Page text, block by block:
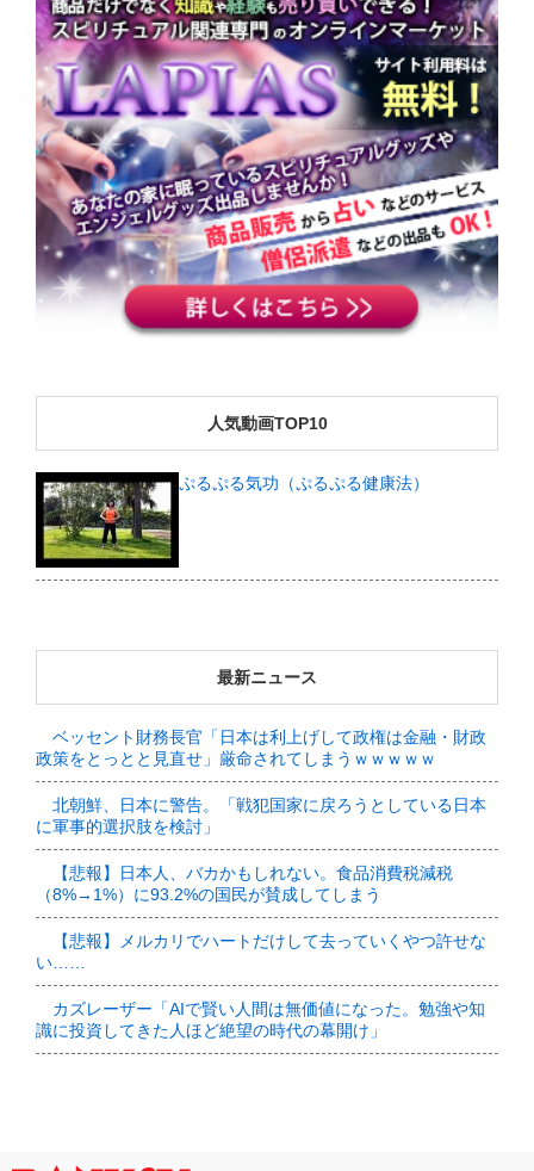
人気動画TOP10
ぷるぷる気功（ぷるぷる健康法）
最新ニュース
ベッセント財務長官「日本は利上げして政権は金融・財政
政策をとっとと見直せ」厳命されてしまうｗｗｗｗｗ
北朝鮮、日本に警告。「戦犯国家に戻ろうとしている日本
に軍事的選択肢を検討」
【悲報】日本人、バカかもしれない。食品消費税減税
（8%→1%）に93.2%の国民が賛成してしまう
【悲報】メルカリでハートだけして去っていくやつ許せな
い……
カズレーザー「AIで賢い人間は無価値になった。勉強や知
識に投資してきた人ほど絶望の時代の幕開け」